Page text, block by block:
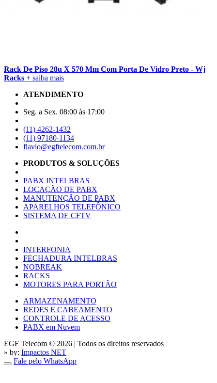
Rack De Piso 28u X 570 Mm Com Porta De Vidro Preto - Wj
Racks + saiba mais
ATENDIMENTO
Seg. a Sex. 08:00 às 17:00
(11) 4262-1432
(11) 97180-1134
flavio@egftelecom.com.br
PRODUTOS & SOLUÇÕES
PABX INTELBRAS
LOCAÇÃO DE PABX
MANUTENÇÃO DE PABX
APARELHOS TELEFÔNICO
SISTEMA DE CFTV
INTERFONIA
FECHADURA INTELBRAS
NOBREAK
RACKS
MOTORES PARA PORTÃO
ARMAZENAMENTO
REDES E CABEAMENTO
CONTROLE DE ACESSO
PABX em Nuvem
EGF Telecom © 2026 | Todos os direitos reservados
» by: Impactos NET
Fale pelo WhatsApp